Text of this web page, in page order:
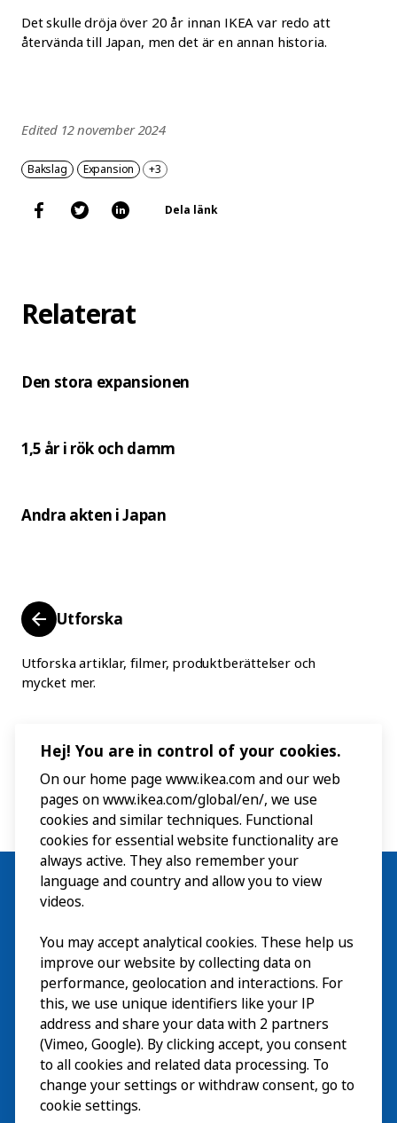
Det skulle dröja över 20 år innan IKEA var redo att
återvända till Japan, men det är en annan historia.
Edited 12 november 2024
Dela länk
Bakslag Expansion +3
Relaterat
Den stora expansionen
1,5 år i rök och damm
Andra akten i Japan
Utforska
Utforska artiklar, filmer, produktberättelser och
mycket mer.
Besök
Utforska
På gång
Om
Hej! You are in control of your cookies.
On our home page www.ikea.com and our web
pages on www.ikea.com/global/en/, we use
cookies and similar techniques. Functional
cookies for essential website functionality are
always active. They also remember your
language and country and allow you to view
videos.
You may accept analytical cookies. These help us
improve our website by collecting data on
performance, geolocation and interactions. For
this, we use unique identifiers like your IP
address and share your data with 2 partners
(Vimeo, Google). By clicking accept, you consent
to all cookies and related data processing. To
change your settings or withdraw consent, go to
cookie settings.